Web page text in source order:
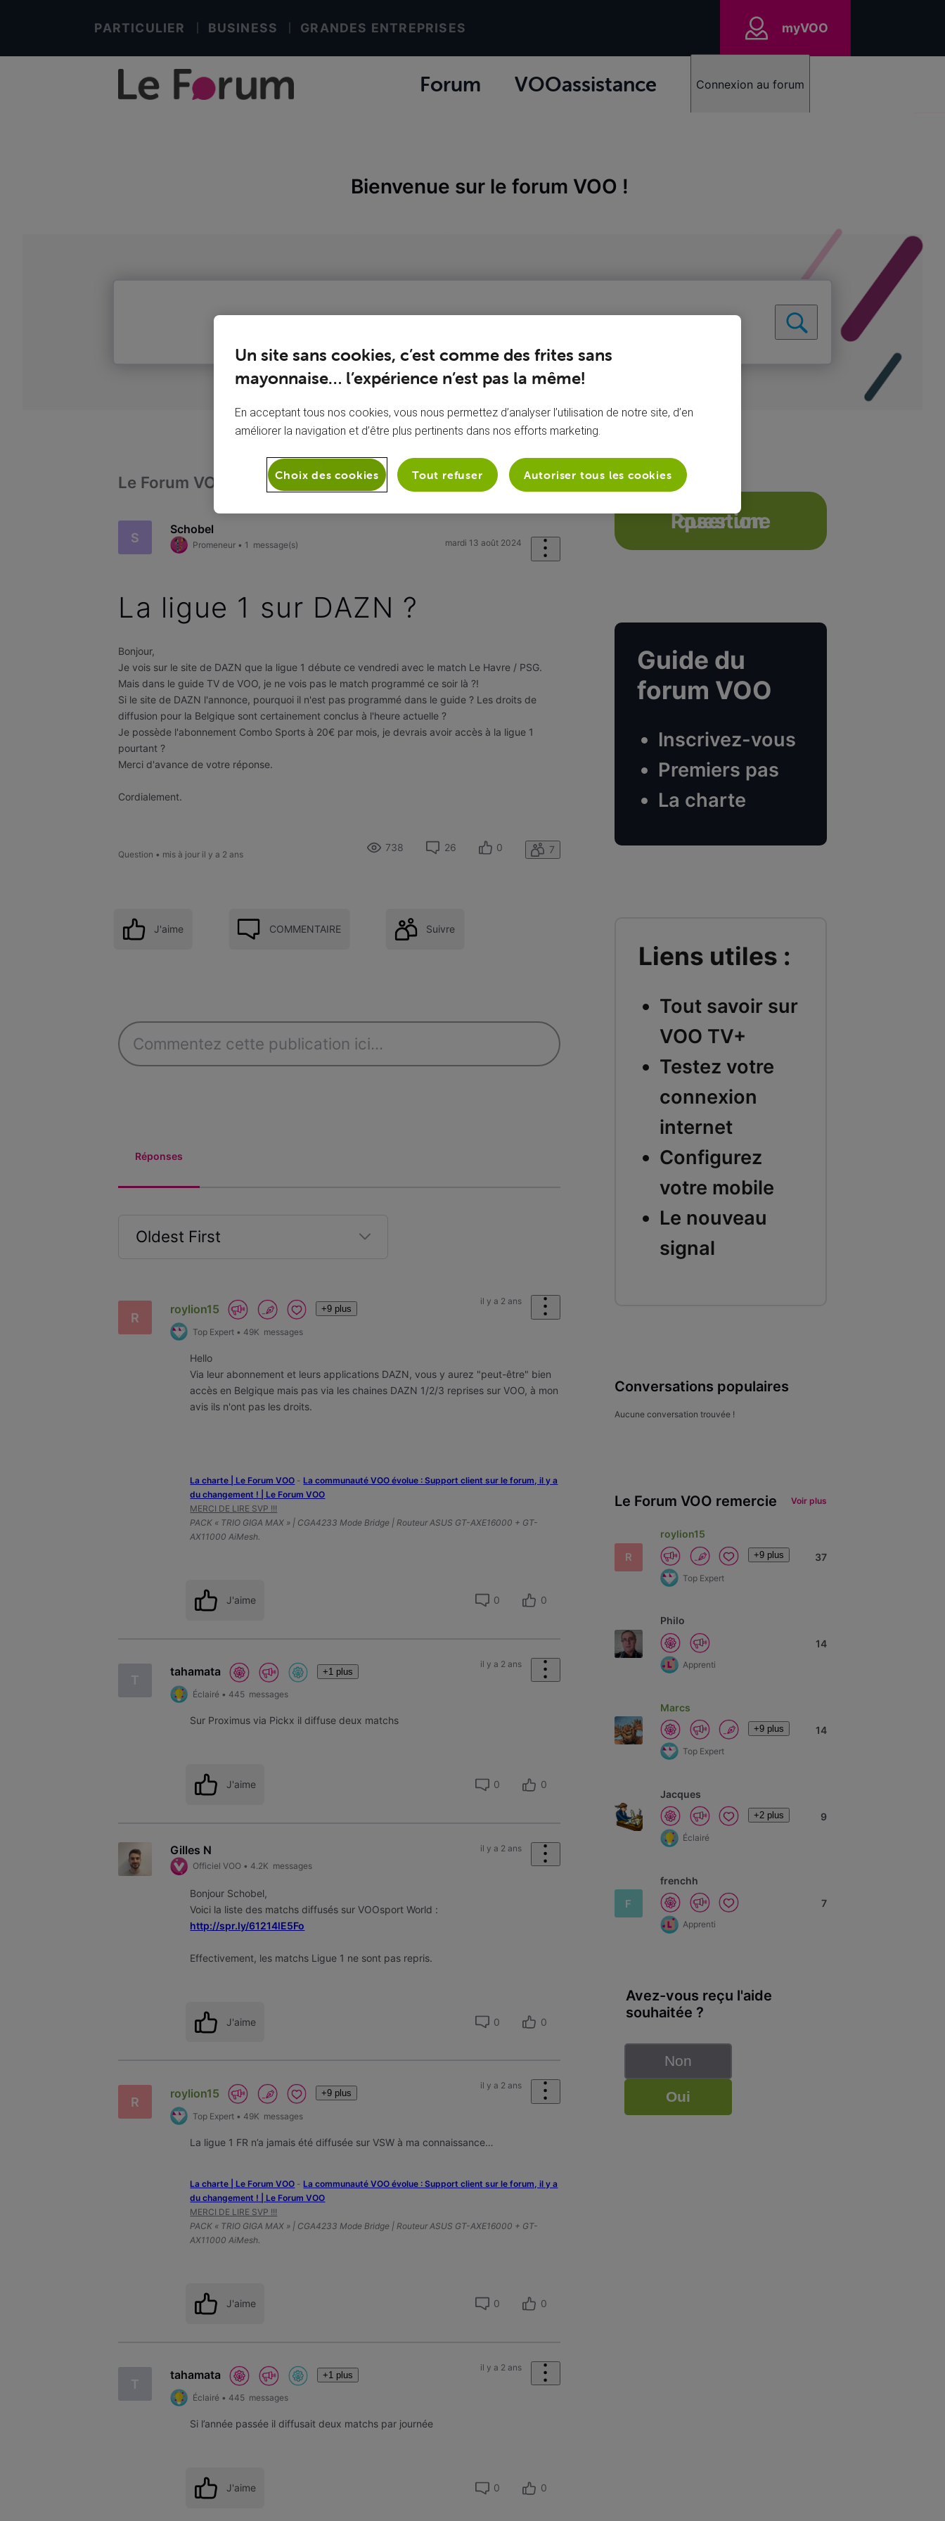
PARTICULIER BUSINESS GRANDES ENTREPRISES myVOO
Forum VOOassistance Connexion au forum
Bienvenue sur le forum VOO !
Le Forum VOO Télévision Mes chaînes TV La ligue 1 sur DAZN ?
S
Schobel
Promeneur• 1 message(s) mardi 13 août 2024
La ligue 1 sur DAZN ?
Bonjour,
Je vois sur le site de DAZN que la ligue 1 débute ce vendredi avec le match Le Havre / PSG.
Mais dans le guide TV de VOO, je ne vois pas le match programmé ce soir là ?!
Si le site de DAZN l'annonce, pourquoi il n'est pas programmé dans le guide ? Les droits de
diffusion pour la Belgique sont certainement conclus à l'heure actuelle ?
Je possède l'abonnement Combo Sports à 20€ par mois, je devrais avoir accès à la ligue 1
pourtant ?
Merci d'avance de votre réponse.
Cordialement.
Question • mis à jour il y a 2 ans
738 26 0 7
J'aime COMMENTAIRE Suivre
Réponses
Oldest First
First
R
roylion15 +9 plus
Top Expert• 49K messages
il y a 2 ans
Hello
Via leur abonnement et leurs applications DAZN, vous y aurez "peut-être" bien
accès en Belgique mais pas via les chaines DAZN 1/2/3 reprises sur VOO, à mon
avis ils n'ont pas les droits.
La charte | Le Forum VOO - ‎La communauté VOO évolue : Support client sur le forum, il y a
du changement ! | Le Forum VOO
MERCI DE LIRE SVP !!!
PACK « TRIO GIGA MAX » | CGA4233 Mode Bridge | Routeur ASUS GT-AXE16000 + GT-
AX11000 AiMesh.
J'aime 0 0
T
tahamata +1 plus
Éclairé • 445 messages
il y a 2 ans
Sur Proximus via Pickx il diffuse deux matchs
J'aime 0 0
Gilles N
Officiel VOO• 4.2K messages
il y a 2 ans
Bonjour Schobel,
Voici la liste des matchs diffusés sur VOOsport World :
http://spr.ly/61214lE5Fo
Effectivement, les matchs Ligue 1 ne sont pas repris.
J'aime 0 0
R
roylion15 +9 plus
Top Expert• 49K messages
il y a 2 ans
La ligue 1 FR n’a jamais été diffusée sur VSW à ma connaissance…
La charte | Le Forum VOO - ‎La communauté VOO évolue : Support client sur le forum, il y a
du changement ! | Le Forum VOO
MERCI DE LIRE SVP !!!
PACK « TRIO GIGA MAX » | CGA4233 Mode Bridge | Routeur ASUS GT-AXE16000 + GT-
AX11000 AiMesh.
J'aime 0 0
T
tahamata +1 plus
Éclairé • 445 messages
il y a 2 ans
Si l’année passée il diffusait deux matchs par journée
J'aime 0 0
Poser une question
Guide du
forum VOO
Inscrivez-vous
Premiers pas
La charte
Liens utiles :
Tout savoir sur
VOO TV+
Testez votre
connexion
internet
Configurez
votre mobile
Le nouveau
signal
Conversations populaires
Aucune conversation trouvée !
Le Forum VOO remercie Voir plus
R
roylion15
+9 plus
Top Expert
37
Philo
Apprenti
14
Marcs
+9 plus
Top Expert
14
Jacques
+2 plus
Éclairé
9
F
frenchh
Apprenti
7
Avez-vous reçu l'aide
souhaitée ?
Non
Oui
Un site sans cookies, c’est comme des frites sans
mayonnaise… l’expérience n’est pas la même!
En acceptant tous nos cookies, vous nous permettez d’analyser l’utilisation de notre site, d’en
améliorer la navigation et d’être plus pertinents dans nos efforts marketing.
Tout refuser Autoriser tous les cookies
Choix des cookies